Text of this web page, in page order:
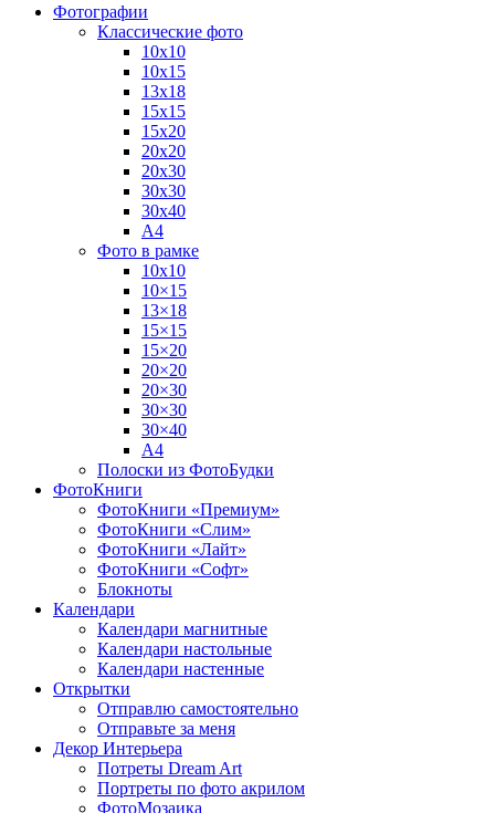
Фотографии
Классические фото
10х10
10х15
13х18
15х15
15х20
20х20
20х30
30х30
30х40
А4
Фото в рамке
10х10
10×15
13×18
15×15
15×20
20×20
20×30
30×30
30×40
A4
Полоски из ФотоБудки
ФотоКниги
ФотоКниги «Премиум»
ФотоКниги «Слим»
ФотоКниги «Лайт»
ФотоКниги «Софт»
Блокноты
Календари
Календари магнитные
Календари настольные
Календари настенные
Открытки
Отправлю самостоятельно
Отправьте за меня
Декор Интерьера
Потреты Dream Art
Портреты по фото акрилом
ФотоМозаика